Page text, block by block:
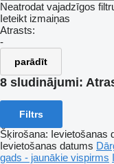
Neatrodat vajadzīgos
Ieteikt izmaiņas
Atrasts:
-
parādīt
8 sludinājumi:
Filtrs
Šķirošana: Ievietošanas
Ievietošanas datums
gads - jaunākie vispirms